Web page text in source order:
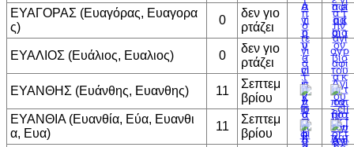
ΕΥΑΓΟΡΑΣ (Ευαγόρας, Ευαγορα
ς)
0
δεν γιο
ρτάζει
ΕΥΑΛΙΟΣ (Ευάλιος, Ευαλιος) 0
δεν γιο
ρτάζει
ΕΥΑΝΘΗΣ (Ευάνθης, Ευανθης) 11
Σεπτεμ
βρίου
ΕΥΑΝΘΙΑ (Ευανθία, Εύα, Ευανθι
α, Ευα)
11
Σεπτεμ
βρίου